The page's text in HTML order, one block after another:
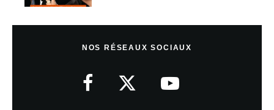
NOS RÉSEAUX SOCIAUX